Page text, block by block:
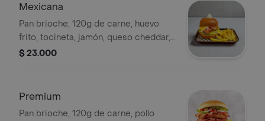
Mexicana
Pan brioche, 120g de carne, huevo
frito, tocineta, jamón, queso cheddar,
jalapeños, vegetales y papas a la
$ 23.000
Premium
Pan brioche, 120g de carne, pollo